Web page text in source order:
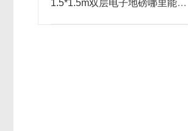
1.5*1.5m双层电子地磅哪里能修